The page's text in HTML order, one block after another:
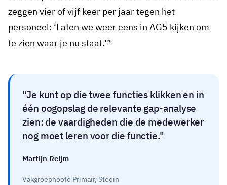
zeggen vier of vijf keer per jaar tegen het
personeel: ‘Laten we weer eens in AG5 kijken om
te zien waar je nu staat.’”
Je kunt op die twee functies klikken en in
één oogopslag de relevante gap-analyse
zien: de vaardigheden die de medewerker
nog moet leren voor die functie.
Martijn Reijm
Vakgroephoofd Primair, Stedin